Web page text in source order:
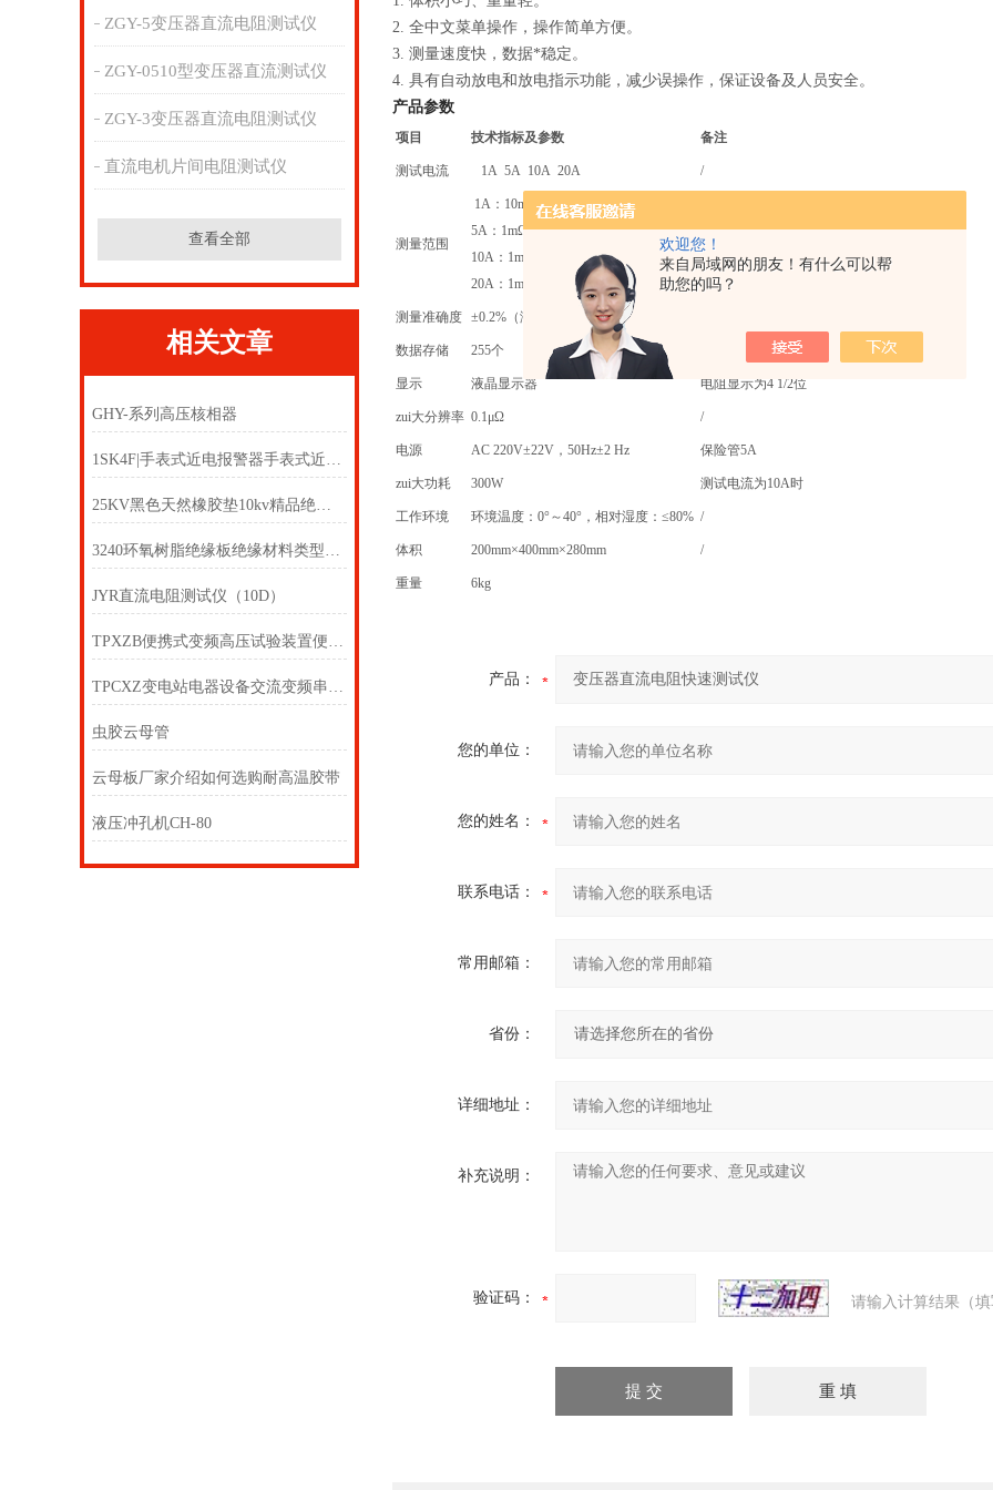
欢迎您！
来自局域网的朋友！有什么可以帮
助您的吗？
ZGY-5变压器直流电阻测试仪
ZGY-0510型变压器直流测试仪
ZGY-3变压器直流电阻测试仪
直流电机片间电阻测试仪
查看全部
相关文章
GHY-系列高压核相器
1SK4F|手表式近电报警器手表式近电报警器1SK88
25KV黑色天然橡胶垫10kv精品绝缘橡胶板3mm绝缘橡胶板
3240环氧树脂绝缘板绝缘材料类型介绍
JYR直流电阻测试仪（10D）
TPXZB便携式变频高压试验装置便携式变频高压试验仪
TPCXZ变电站电器设备交流变频串联谐振耐压装置
虫胶云母管
云母板厂家介绍如何选购耐高温胶带
液压冲孔机CH-80
2. 全中文菜单操作，操作简单方便。
3. 测量速度快，数据*稳定。
4. 具有自动放电和放电指示功能，减少误操作，保证设备及人员安全。
产品参数
项目 技术指标及参数 备注
测试电流 1A 5A 10A 20A /
测量范围
1A：10mΩ-20Ω
5A：1mΩ-4Ω
10A：1mΩ-2Ω
20A：1mΩ-1Ω
/
测量准确度 ±0.2%（满量程）
数据存储 255个
显示 液晶显示器 电阻显示为4 1/2位
zui大分辨率 0.1μΩ /
电源 AC 220V±22V，50Hz±2 Hz 保险管5A
zui大功耗 300W 测试电流为10A时
工作环境 环境温度：0°～40°，相对湿度：≤80% /
体积 200mm×400mm×280mm /
重量 6kg
产品：
您的单位：
您的姓名：
联系电话：
常用邮箱：
省份：
详细地址：
补充说明：
验证码： 请输入计算结果（